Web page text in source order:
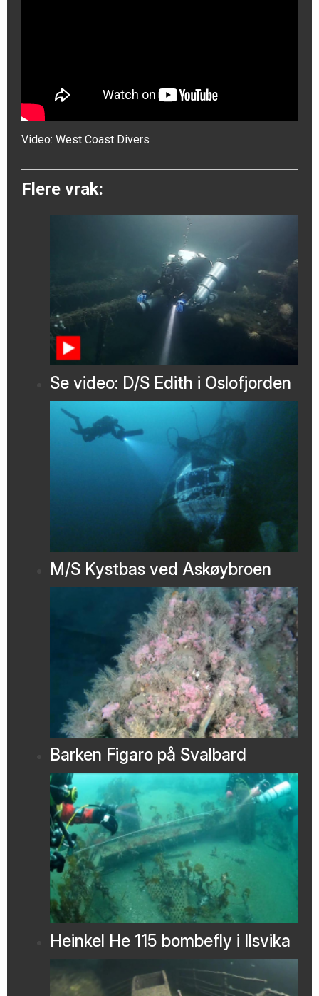
Video: West Coast Divers
Flere vrak:
Se video: D/S Edith i Oslofjorden
M/S Kystbas ved Askøybroen
Barken Figaro på Svalbard
Heinkel He 115 bombefly i Ilsvika